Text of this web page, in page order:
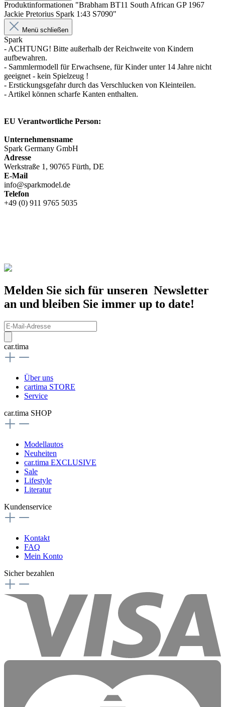
Produktinformationen "Brabham BT11 South African GP 1967
Jackie Pretorius Spark 1:43 S7090"
Menü schließen
Spark
- ACHTUNG! Bitte außerhalb der Reichweite von Kindern
aufbewahren.
- Sammlermodell für Erwachsene, für Kinder unter 14 Jahre nicht
geeignet - kein Spielzeug !
- Erstickungsgefahr durch das Verschlucken von Kleinteilen.
- Artikel können scharfe Kanten enthalten.
EU Verantwortliche Person:
Unternehmensname
Spark Germany GmbH
Adresse
Werkstraße 1, 90765 Fürth, DE
E-Mail
info@sparkmodel.de
Telefon
+49 (0) 911 9765 5035
Melden Sie sich für unseren Newsletter
an und bleiben Sie immer up to date!
car.tima
Über uns
cartima STORE
Service
car.tima SHOP
Modellautos
Neuheiten
car.tima EXCLUSIVE
Sale
Lifestyle
Literatur
Kundenservice
Kontakt
FAQ
Mein Konto
Sicher bezahlen